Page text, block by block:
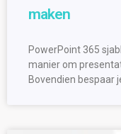
maken
PowerPoint 365
manier om
Bovendien bespaar